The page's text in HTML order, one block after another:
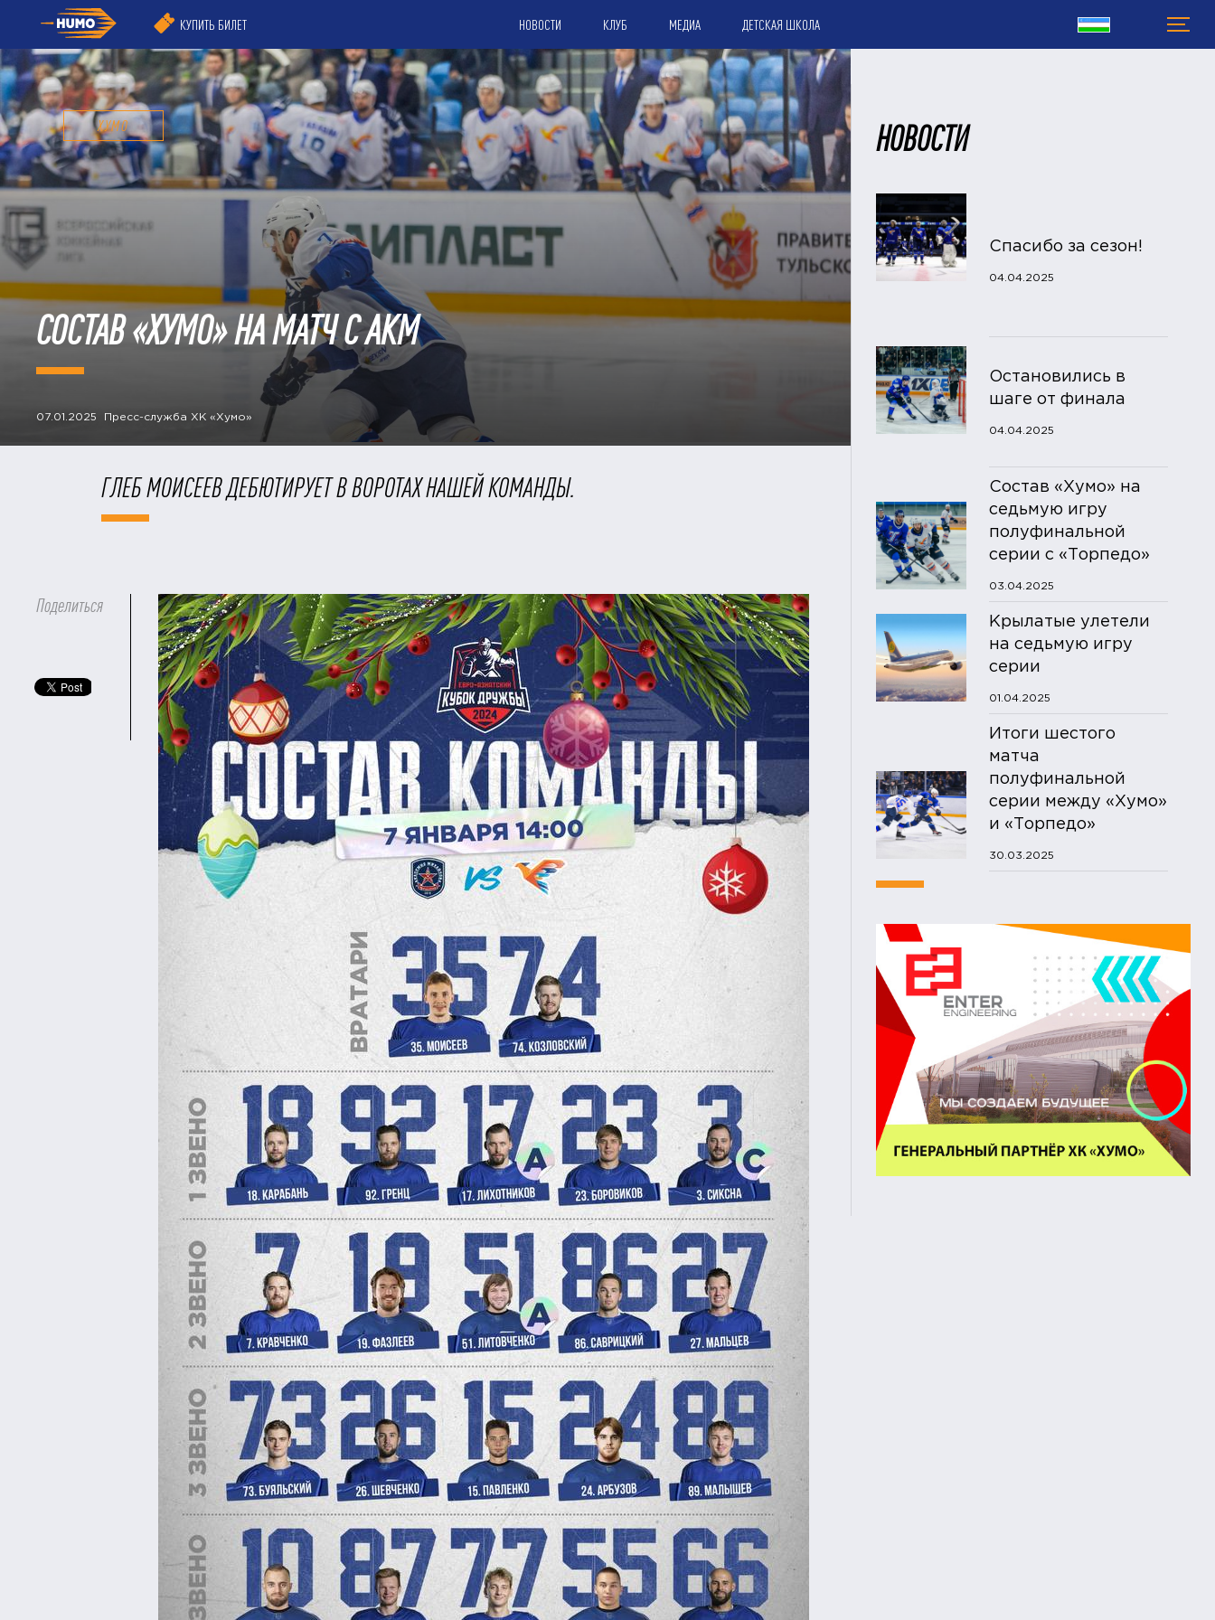
КУПИТЬ БИЛЕТ НОВОСТИ КЛУБ МЕДИА ДЕТСКАЯ ШКОЛА
ХУМО
СОСТАВ «ХУМО» НА МАТЧ С АКМ
07.01.2025 Пресс-служба ХК «Хумо»
ГЛЕБ МОИСЕЕВ ДЕБЮТИРУЕТ В ВОРОТАХ НАШЕЙ КОМАНДЫ.
Поделиться
НОВОСТИ
Спасибо за сезон!
04.04.2025
Остановились в
шаге от финала
04.04.2025
Состав «Хумо» на
седьмую игру
полуфинальной
серии с «Торпедо»
03.04.2025
Крылатые улетели
на седьмую игру
серии
01.04.2025
Итоги шестого
матча
полуфинальной
серии между «Хумо»
и «Торпедо»
30.03.2025